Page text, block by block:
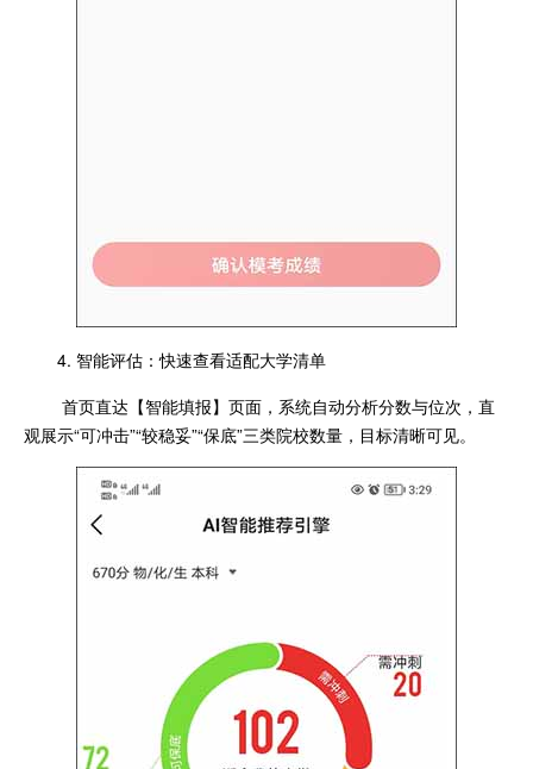
4. 智能评估：快速查看适配大学清单
首页直达【智能填报】页面，系统自动分析分数与位次，直
观展示“可冲击”“较稳妥”“保底”三类院校数量，目标清晰可见。